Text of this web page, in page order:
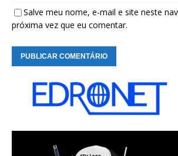
Salve meu nome, e-mail e site neste
próxima vez que eu comentar.